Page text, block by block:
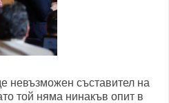
невъзможен съставител на
той няма нинакъв опит в